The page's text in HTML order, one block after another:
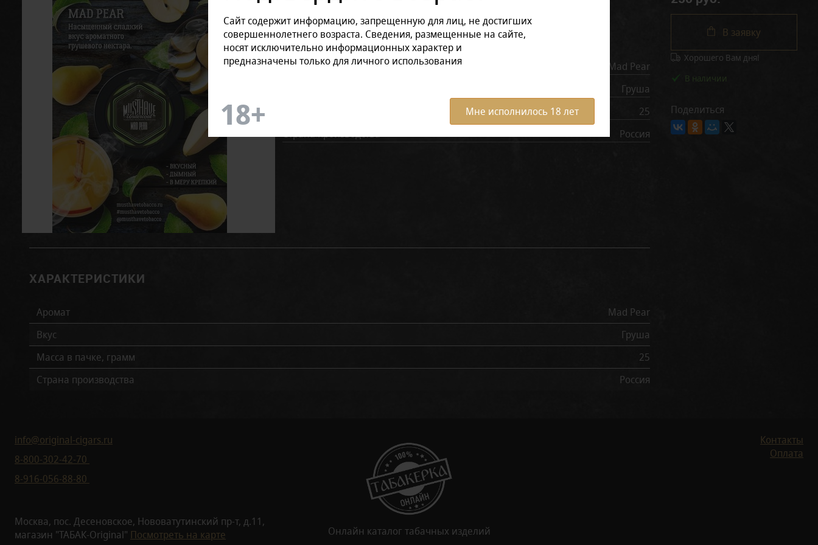
Сайт содержит информацию, запрещенную для лиц, не достигших
совершеннолетнего возраста. Сведения, размещенные на сайте,
носят исключительно информационных характер и
предназначены только для личного использования
Мне исполнилось 18 лет
Характеристики: Все характеристики
Аромат
Mad Pear
Груша
25
Страна производства
Россия
ХАРАКТЕРИСТИКИ
Аромат
Mad Pear
Вкус
Груша
Масса в пачке, грамм
25
Страна производства
Россия
В заявку
Хорошего Вам дня!
В наличии
Поделиться
info@original-cigars.ru
8-800-302-42-70
8-916-056-88-80
Москва, пос. Десеновское, Нововатутинский пр-т, д.11,
магазин "ТАБАК-Original" Посмотреть на карте Онлайн каталог табачных изделий
Контакты
Оплата